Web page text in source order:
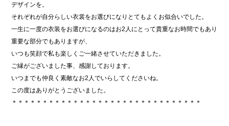
デザインを。
それぞれが自分らしい衣裳をお選びになりとてもよくお似合いでした。
一生に一度の衣装をお選びになるのはお2人にとって貴重なお時間でもあり
重要な部分でもありますが、
いつも笑顔で私も楽しくご一緒させていただきました。
ご縁がございました事、感謝しております。
いつまでも仲良く素敵なお2人でいらしてくださいね。
この度はありがとうございました。
＊＊＊＊＊＊＊＊＊＊＊＊＊＊＊＊＊＊＊＊＊＊＊＊＊＊＊＊＊＊＊